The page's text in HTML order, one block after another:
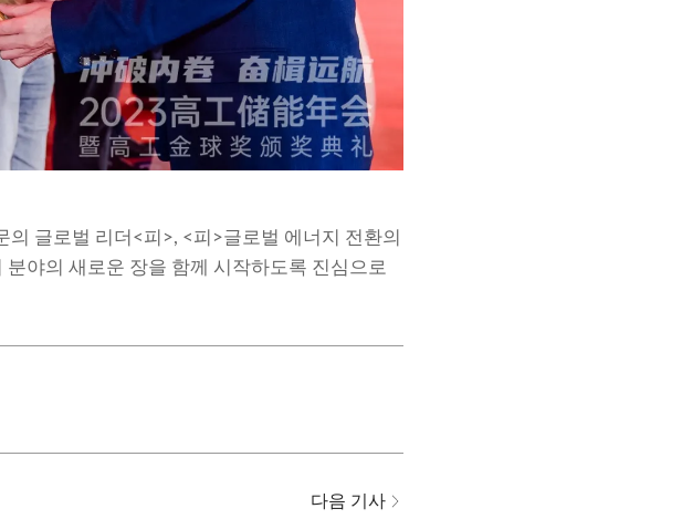
의 글로벌 리더 <피>, <피>글로벌 에너지 전환의
야의 새로운 장을 함께 시작하도록 진심으로
다음 기사